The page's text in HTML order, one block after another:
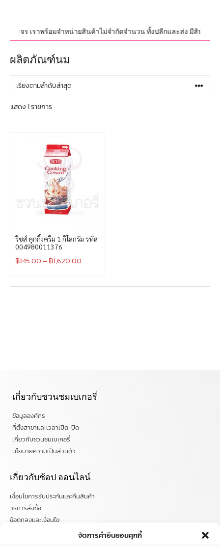
จัดการคำยินยอมคุกกี้
วงจร เราพร้อมจำหน่ายสินค้าไม่จำกัดจำนวน ทั้งปลีกและส่ง มีสินค้าให
ผลิตภัณฑ์นม
แสดง 1 รายการ
ริชส์ คุกกิ้งครีม 1 กิโลกรัม รหัส
004980011376
฿145.00– ฿1,620.00
เกี่ยวกับชวนชมเบเกอรี่
ข้อมูลองค์กร
ที่ตั้งสาขาและเวลาเปิด-ปิด
เกี่ยวกับชวนชมเบเกอรี่
นโยบายความเป็นส่วนตัว
เกี่ยวกับช้อป ออนไลน์
เงื่อนไขการรับประกันและคืนสินค้า
วิธีการสั่งซื้อ
ข้อตกลงและเงื่อนไข